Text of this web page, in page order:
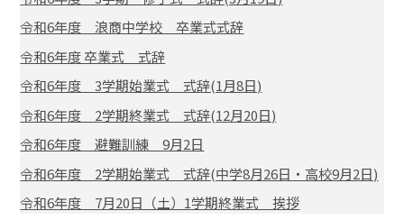
令和6年度 浪商中学校 卒業式式辞
令和6年度 卒業式 式辞
令和6年度 3学期始業式 式辞(1月8日)
令和6年度 2学期終業式 式辞(12月20日)
令和6年度 避難訓練 9月2日
令和6年度 2学期始業式 式辞(中学8月26日・高校9月2日)
令和6年度 7月20日（土）1学期終業式 挨拶